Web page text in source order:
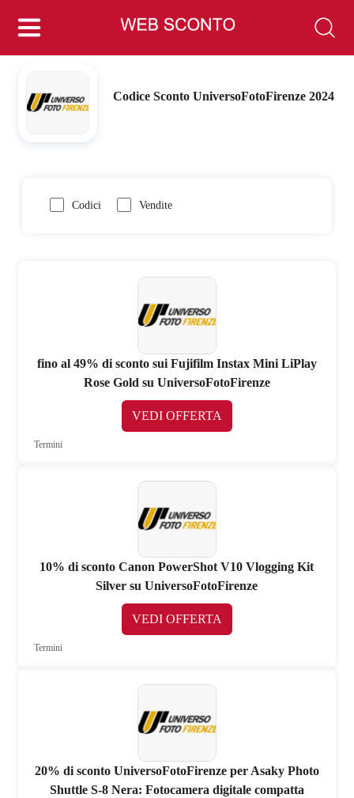
Codice Sconto UniversoFotoFirenze 2024
Codici Vendite
fino al 49% di sconto sui Fujifilm Instax Mini LiPlay
Rose Gold su UniversoFotoFirenze
VEDI OFFERTA
Termini
10% di sconto Canon PowerShot V10 Vlogging Kit
Silver su UniversoFotoFirenze
VEDI OFFERTA
Termini
20% di sconto UniversoFotoFirenze per Asaky Photo
Shuttle S-8 Nera: Fotocamera digitale compatta